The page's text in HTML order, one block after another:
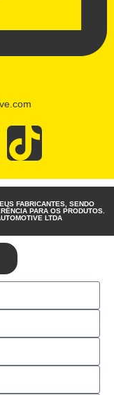
FABRICANTES, SENDO
PARA OS PRODUTOS.
LTDA